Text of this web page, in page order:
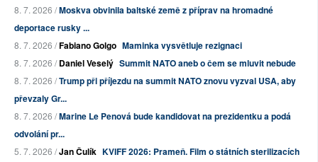
8. 7. 2026 /Moskva obvinila baltské země z příprav na hromadné
deportace rusky ...
8. 7. 2026 /Fabiano Golgo Maminka vysvětluje rezignaci
8. 7. 2026 /Daniel Veselý Summit NATO aneb o čem se mluvit nebude
8. 7. 2026 /Trump při příjezdu na summit NATO znovu vyzval USA, aby
převzaly Gr...
8. 7. 2026 /Marine Le Penová bude kandidovat na prezidentku a podá
odvolání pr...
5. 7. 2026 /Jan Čulík KVIFF 2026: Prameň. Film o státních sterilizacích